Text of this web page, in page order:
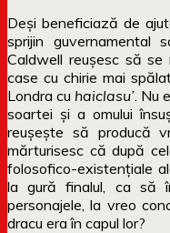
Deși beneficiază de
sprijin guvernamental
Caldwell reușesc să se
case cu chirie mai
Londra cu haiclasu’ .
soartei și a omului
reușește să producă
mărturisesc că după
folosofico-existențiale
la gură finalul, ca să
personajele, la vreo
dracu era în capul lor?